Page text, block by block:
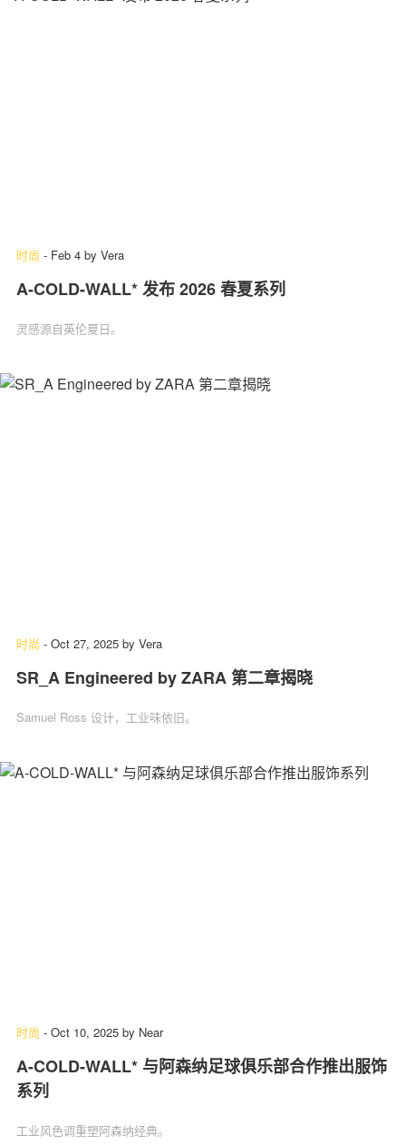
时尚 - Feb 4 by Vera
A-COLD-WALL* 发布 2026 春夏系列
灵感源自英伦夏日。
时尚 - Oct 27, 2025 by Vera
SR_A Engineered by ZARA 第二章揭晓
Samuel Ross 设计，工业味依旧。
时尚 - Oct 10, 2025 by Near
A-COLD-WALL* 与阿森纳足球俱乐部合作推出服饰
系列
工业风色调重塑阿森纳经典。